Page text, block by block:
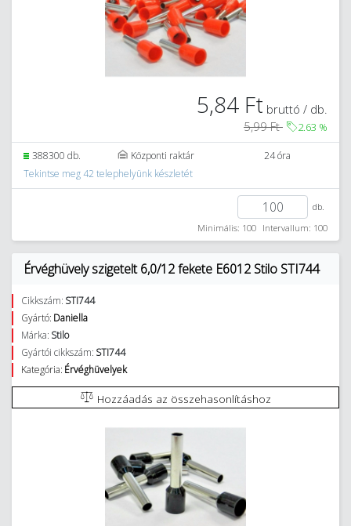
5,84 Ft bruttó / db.
5,99 Ft
2.63 %
388300 db. Központi raktár
24 óra
Tekintse meg 42 telephelyünk készletét
db.
Minimális: 100 Intervallum: 100
Érvéghüvely szigetelt 6,0/12 fekete E6012 Stilo STI744
Cikkszám: STI744
Gyártó: Daniella
Márka: Stilo
Gyártói cikkszám: STI744
Kategória: Érvéghüvelyek
Hozzáadás az összehasonlításhoz